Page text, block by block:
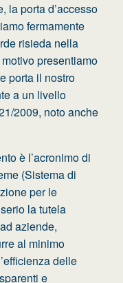
la porta d’accesso
fermamente
risieda nella
presentiamo
porta il nostro
a un livello
2009, noto anche
è l’acronimo di
(Sistema di
per le
la tutela
aziende,
al minimo
delle
e